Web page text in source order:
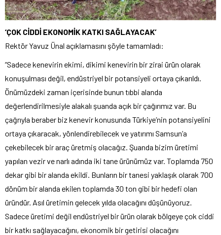
‘ÇOK CİDDİ EKONOMİK KATKI SAĞLAYACAK’
Rektör Yavuz Ünal açıklamasını şöyle tamamladı:
“Sadece kenevirin ekimi, dikimi kenevirin bir zirai ürün olarak
konuşulması değil, endüstriyel bir potansiyeli ortaya çıkarıldı.
Önümüzdeki zaman içerisinde bunun tıbbi alanda
değerlendirilmesiyle alakalı şuanda açık bir çağırımız var. Bu
çağrıyla beraber biz kenevir konusunda Türkiye’nin potansiyelini
ortaya çıkaracak, yönlendirebilecek ve yatırımı Samsun’a
çekebilecek bir araç üretmiş olacağız. Şuanda bizim üretimi
yapılan vezir ve narlı adında iki tane ürünümüz var. Toplamda 750
dekar gibi bir alanda ekildi. Bunların bir tanesi yaklaşık olarak 700
dönüm bir alanda ekilen toplamda 30 ton gibi bir hedefi olan
üründür. Asıl üretimin gelecek yılda olacağını düşünüyoruz.
Sadece üretimi değil endüstriyel bir ürün olarak bölgeye çok ciddi
bir katkı sağlayacağını, ekonomik bir getirisi olacağını